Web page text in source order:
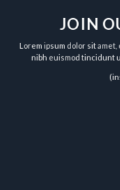
JOIN
Lorem ipsum dolor sit
nibh euismod tincidunt